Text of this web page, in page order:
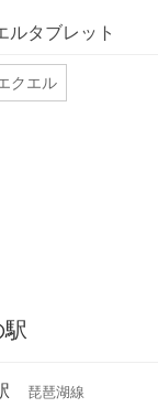
ルタブレット
クエル
琵琶湖線